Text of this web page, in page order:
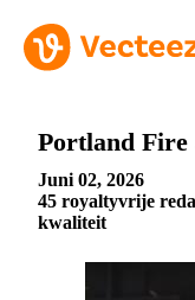
Portland Fire
Juni 02, 2026
45 royaltyvrije
kwaliteit